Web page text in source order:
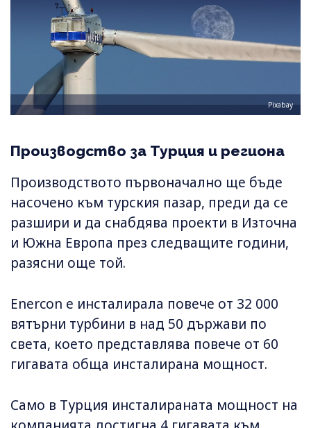
Pixabay
Производство за Турция и региона
Производството първоначално ще бъде
насочено към турския пазар, преди да се
разшири и да снабдява проекти в Източна
и Южна Европа през следващите години,
разясни още той.
Enercon е инсталирала повече от 32 000
вятърни турбини в над 50 държави по
света, което представлява повече от 60
гигавата обща инсталирана мощност.
Само в Турция инсталираната мощност на